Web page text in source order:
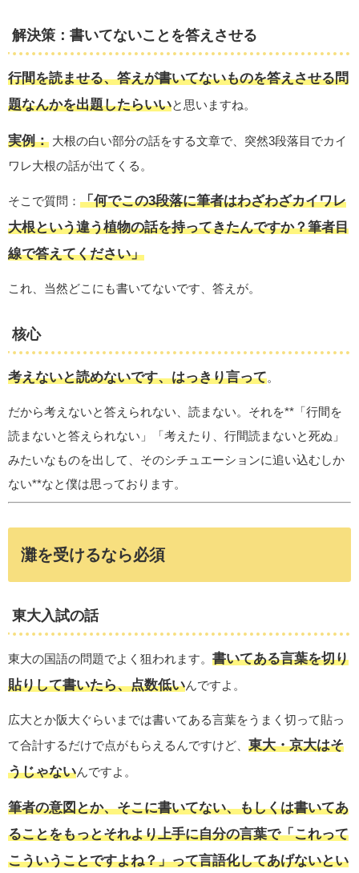
解決策：書いてないことを答えさせる
行間を読ませる、答えが書いてないものを答えさせる問
題なんかを出題したらいいと思いますね。
実例： 大根の白い部分の話をする文章で、突然3段落目でカイ
ワレ大根の話が出てくる。
そこで質問： 「何でこの3段落に筆者はわざわざカイワレ
大根という違う植物の話を持ってきたんですか？筆者目
線で答えてください」
これ、当然どこにも書いてないです、答えが。
核心
考えないと読めないです、はっきり言って。
だから考えないと答えられない、読まない。それを**「行間を
読まないと答えられない」「考えたり、行間読まないと死ぬ」
みたいなものを出して、そのシチュエーションに追い込むしか
ない**なと僕は思っております。
灘を受けるなら必須
東大入試の話
東大の国語の問題でよく狙われます。 書いてある言葉を切り
貼りして書いたら、点数低いんですよ。
広大とか阪大ぐらいまでは書いてある言葉をうまく切って貼っ
て合計するだけで点がもらえるんですけど、 東大・京大はそ
うじゃないんですよ。
筆者の意図とか、そこに書いてない、もしくは書いてあ
ることをもっとそれより上手に自分の言葉で「これって
こういうことですよね？」って言語化してあげないとい